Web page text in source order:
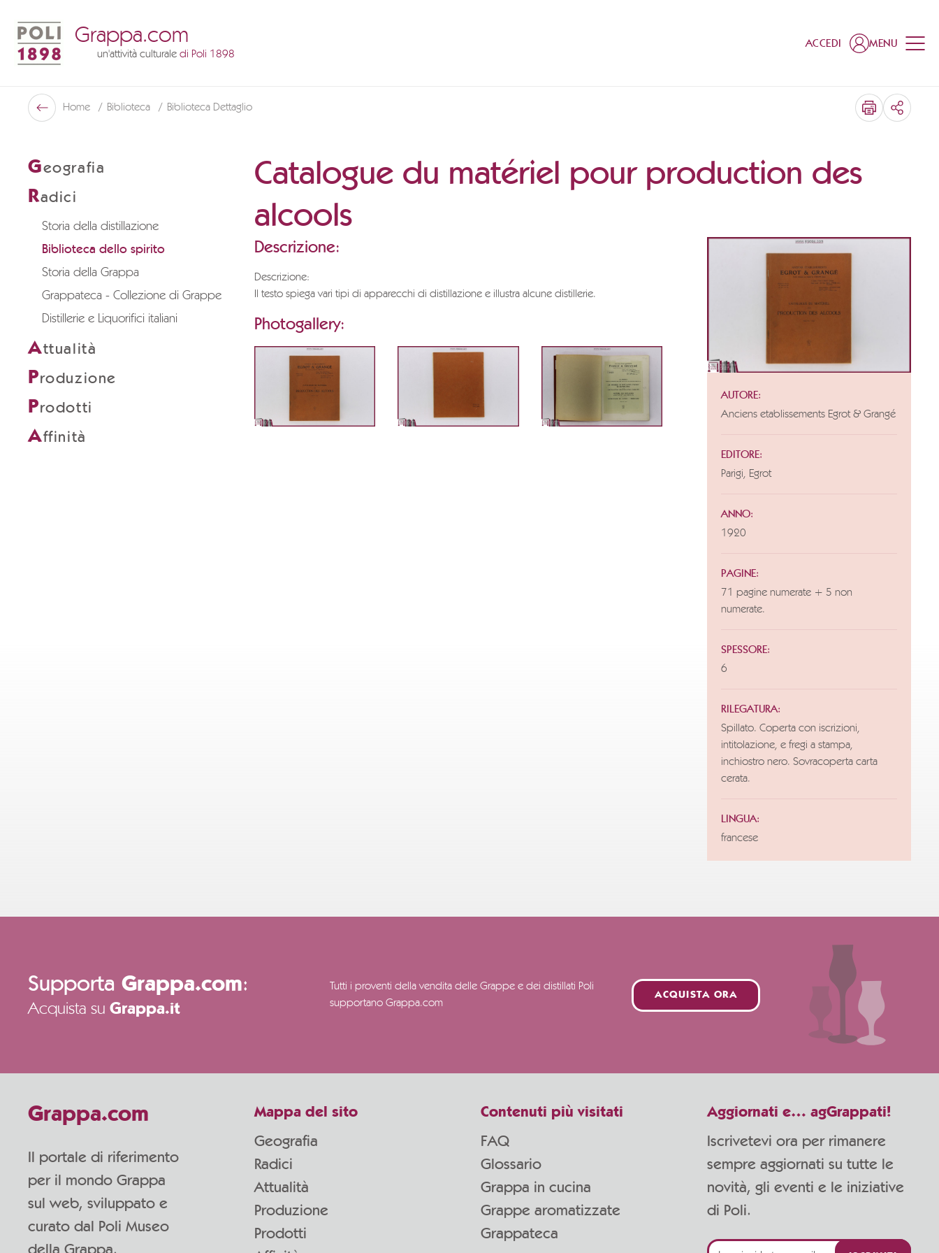
Grappa.com
un'attività culturale di Poli 1898
ACCEDI MENU
Indietro
Home Biblioteca Biblioteca Dettaglio
Geografia
Radici
Storia della distillazione
Biblioteca dello spirito
Storia della Grappa
Grappateca - Collezione di Grappe
Distillerie e Liquorifici italiani
Attualità
Produzione
Prodotti
Affinità
Catalogue du matériel pour production des
alcools
AUTORE:
Anciens etablissements Egrot & Grangé
EDITORE:
Parigi, Egrot
ANNO:
1920
PAGINE:
71 pagine numerate + 5 non
numerate.
SPESSORE:
6
RILEGATURA:
Spillato. Coperta con iscrizioni,
intitolazione, e fregi a stampa,
inchiostro nero. Sovracoperta carta
cerata.
LINGUA:
francese
Descrizione:
Descrizione:
Il testo spiega vari tipi di apparecchi di distillazione e illustra alcune distillerie.
Photogallery:
Supporta Grappa.com:
Acquista su Grappa.it
Tutti i proventi della vendita delle Grappe e dei distillati Poli
supportano Grappa.com
ACQUISTA ORA
Aggiornati e… agGrappati!
Iscrivetevi ora per rimanere
sempre aggiornati su tutte le
novità, gli eventi e le iniziative
di Poli.
Grappa.com
Il portale di riferimento
per il mondo Grappa
sul web, sviluppato e
curato dal Poli Museo
della Grappa.
Mappa del sito
Geografia
Radici
Attualità
Produzione
Prodotti
Contenuti più visitati
FAQ
Glossario
Grappa in cucina
Grappe aromatizzate
Grappateca